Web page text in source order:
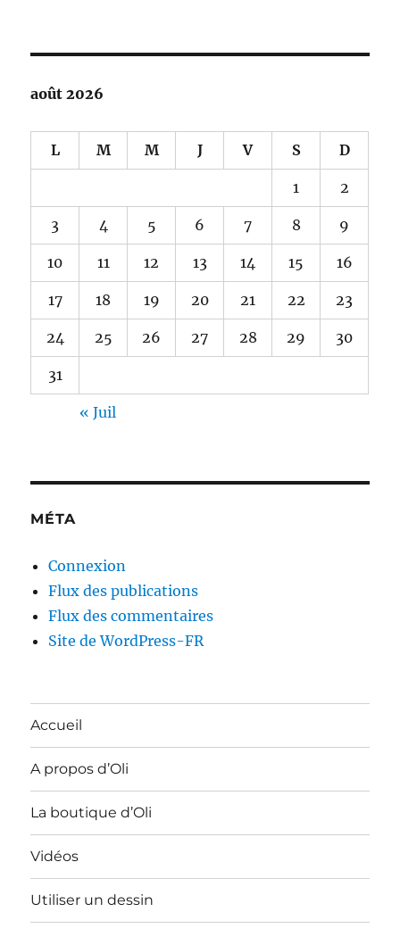
août 2026
L M M J V S D
1 2
3 4 5 6 7 8 9
10 11 12 13 14 15 16
17 18 19 20 21 22 23
24 25 26 27 28 29 30
31
« Juil
MÉTA
Connexion
Flux des publications
Flux des commentaires
Site de WordPress-FR
Accueil
A propos d’Oli
La boutique d’Oli
Vidéos
Utiliser un dessin